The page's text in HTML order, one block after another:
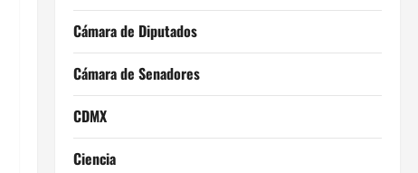
Cámara de Diputados
Cámara de Senadores
CDMX
Ciencia